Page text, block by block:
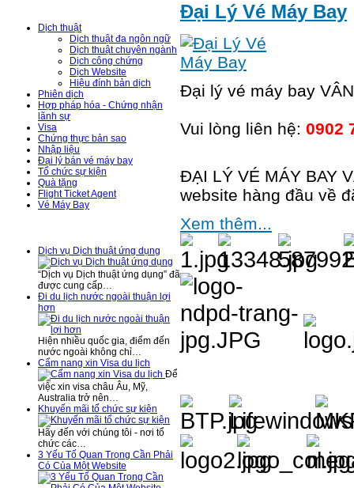
Dịch thuật
Dịch thuật đa ngôn ngữ
Dịch thuật chuyên ngành
Dịch công chứng
Dịch Website
Hiệu đính bản dịch
Phiên dịch
Hợp pháp hóa - Chứng nhận
lãnh sự
Visa
Chứng thực bản sao
Nhập liệu
Đại lý bán vé máy bay
Tổ chức sự kiện
Quà tặng
Flight Ticket Agent
Vé Máy Bay
Dịch vụ Dịch thuật ứng dụng
“Dịch vụ Dịch thuật ứng dụng” đã
được cung cấp…
Đi du lịch nước ngoài thuận lợi
hơn
Hiện nhiều quốc gia, điểm đến
nước ngoài không chỉ…
Cẩm nang xin Visa du lịch
Để
việc xin visa châu Âu, Mỹ,
Australia trở nên…
Khuyến mãi tổ chức sự kiện
Hãy đến với chúng tôi - nơi tổ
chức các…
3 Yếu Tố Quan Trọng Cần Phải
Có Của Một Website
Đại Lý Vé Máy Bay
Đại lý vé máy bay
Vui lòng liên hệ: 0902
ĐẠI LÝ VÉ MÁY BAY
website hàng đầu về
Xem thêm...